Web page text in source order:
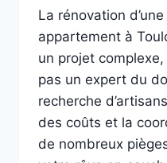
La rénovation
appartement à
un projet
pas un expert du
recherche
des coûts et la
de nombreux